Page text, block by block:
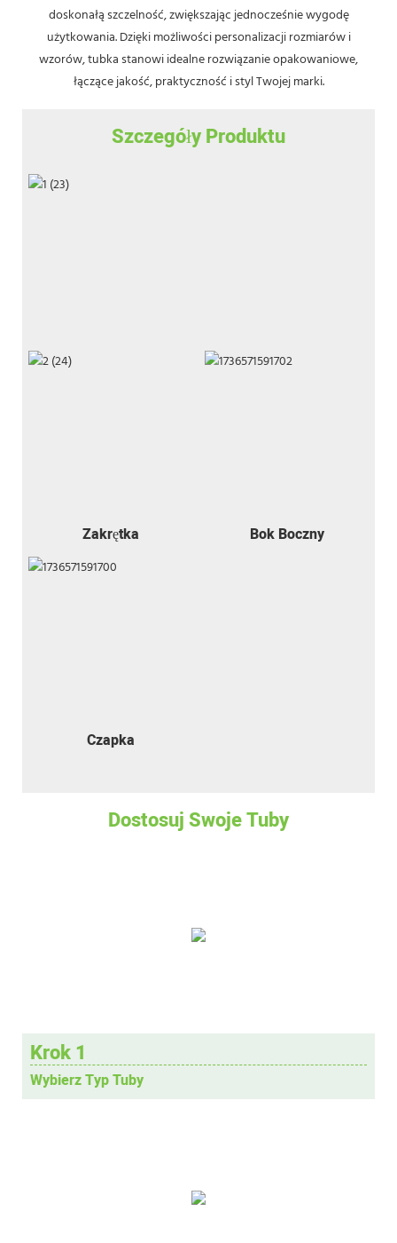
doskonałą szczelność, zwiększając jednocześnie wygodę
użytkowania. Dzięki możliwości personalizacji rozmiarów i
wzorów, tubka stanowi idealne rozwiązanie opakowaniowe,
łączące jakość, praktyczność i styl Twojej marki.
Szczegóły Produktu
Zakrętka Bok Boczny
Czapka
Dostosuj Swoje Tuby
Krok 1
Wybierz Typ Tuby